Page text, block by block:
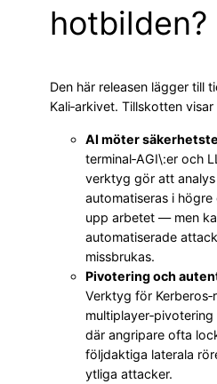
hotbilden?
Den här releasen lägger till
Kali‑arkivet. Tillskotten
AI möter
terminal‑AGI\:er och
verktyg gör att
automatiseras i
upp arbetet — men
automatiserade
missbrukas.
Pivotering och
Verktyg för
där angripare ofta
följdaktiga laterala
ytliga attacker.